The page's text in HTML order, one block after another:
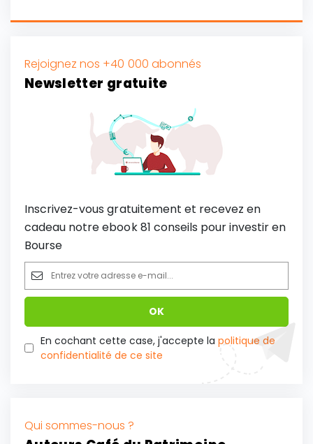
Rejoignez nos +40 000 abonnés
Newsletter gratuite
Inscrivez-vous gratuitement et recevez en
cadeau notre ebook 81 conseils pour investir en
Bourse
En cochant cette case, j'accepte la politique de
confidentialité de ce site
Qui sommes-nous ?